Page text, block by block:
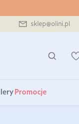
sklep@olini.pl
Promocje